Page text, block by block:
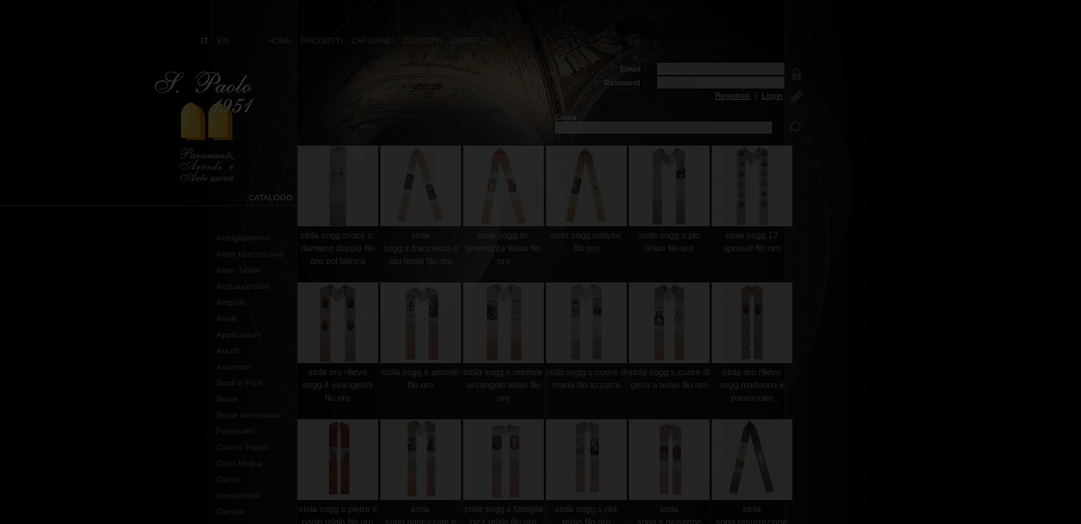
IT EN HOME PRODOTTI CHI SIAMO CONTATTI
Email :
Password
:
Registrati | Login
Cerca:
CATALOGO
Abbigliamento
Abito francescano
Abito Talare
Acquasantiere
Ampolle
Anelli
Applicazioni
Arazzi
Aspersori
Bordi e Pizzi
Borse
Borse elemosina-
Portacalici
Calici e Pissidi
Calici Molina
Camici
consumabili
Camicie
stola sogg.croce s.
damiano doppia filo
oro col.bianco
stola
sogg.s.francesco e
tau telaio filo oro
stola sogg.m.
tenerezza telaio filo
oro
stola sogg.nativita'
filo oro
stola sogg.s.pio
telaio filo oro
stola sogg.12
apostoli filo oro
stola oro rilievo
sogg.4 evangelisti
filo oro
stola sogg.s.antonio
filo oro
stola sogg.s.michele
arcangelo telaio filo
oro
stola sogg.s.cuore di
maria filo azzurra
stola sogg.s.cuore di
gesu a telaio filo oro
stola oro rilievo
sogg.madonna e
pantocrato
stola sogg.s.pietro e
paolo telaio filo oro
stola
sogg.pantocrate e
stola sogg.s.famiglia
bizz.telaio filo oro
stola sogg.s.rita
telaio filo oro
stola
sogg.s.giuseppe
stola
sogg.resurrezione